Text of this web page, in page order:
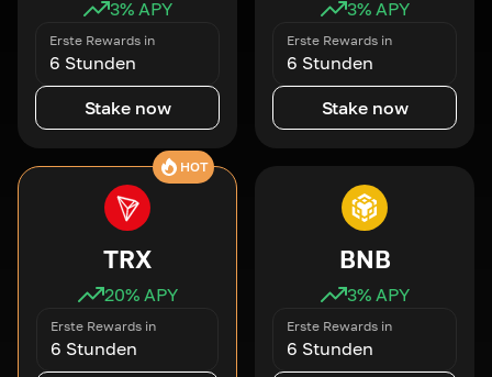
3% APY
Erste Rewards in
6 Stunden
Stake now
3% APY
Erste Rewards in
6 Stunden
Stake now
HOT
TRX
20% APY
Erste Rewards in
6 Stunden
BNB
3% APY
Erste Rewards in
6 Stunden